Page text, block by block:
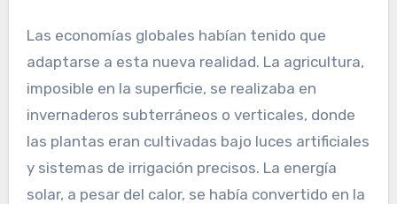
Las economías globales habían tenido que
adaptarse a esta nueva realidad. La agricultura,
imposible en la superficie, se realizaba en
invernaderos subterráneos o verticales, donde
las plantas eran cultivadas bajo luces artificiales
y sistemas de irrigación precisos. La energía
solar, a pesar del calor, se había convertido en la